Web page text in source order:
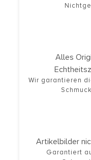
Alles
Wir garantieren
Artikelbilder
Garantiert